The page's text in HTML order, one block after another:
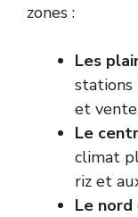
zones :
Les
stations
et
Le
climat
riz et
Le nord